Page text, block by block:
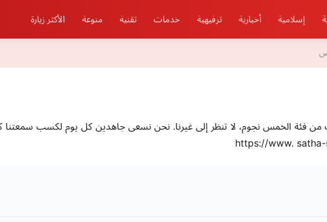
إسلامية أخبارية ترفيهية خدمات تقنية منوعة الأكثر زيارة
من فئة الخمس نجوم، لا تنظر إلى غيرنا. نحن نسعى جاهدين كل يوم لكسب